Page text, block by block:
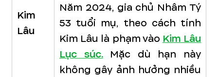
Kim
Lâu
Năm 2024, gia chủ Nhâm Tý
53 tuổi mụ, theo cách tính
Kim Lâu là phạm vàoKim Lâu
Lục súc.Mặc dù hạn này
không gây ảnh hưởng nhiều